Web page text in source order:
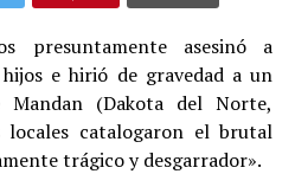
presuntamente asesinó a
e hirió de gravedad a un
(Dakota del Norte,
locales catalogaron el brutal
trágico y desgarrador».